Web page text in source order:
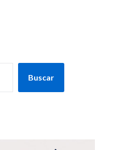
Buscar